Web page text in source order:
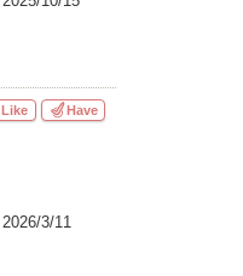
2026/3/11
Like Have